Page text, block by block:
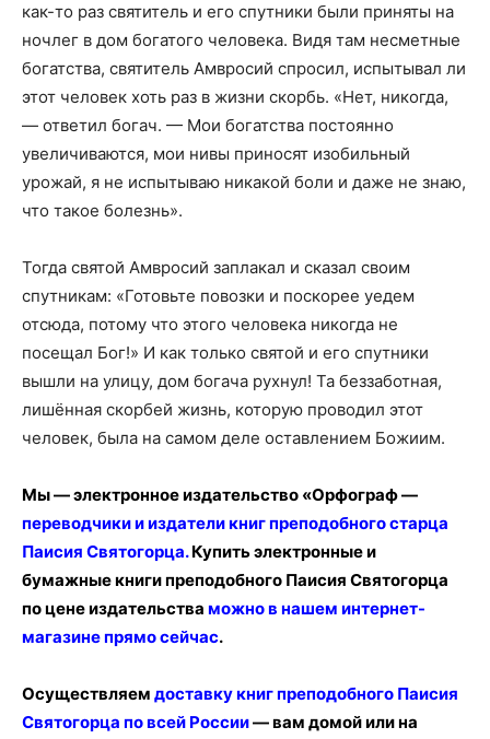
как-то раз святитель и его спутники были приняты на
ночлег в дом богатого человека. Видя там несметные
богатства, святитель Амвросий спросил, испытывал ли
этот человек хоть раз в жизни скорбь. «Нет, никогда,
— ответил богач. — Мои богатства постоянно
увеличиваются, мои нивы приносят изобильный
урожай, я не испытываю никакой боли и даже не знаю,
что такое болезнь».
Тогда святой Амвросий заплакал и сказал своим
спутникам: «Готовьте повозки и поскорее уедем
отсюда, потому что этого человека никогда не
посещал Бог!» И как только святой и его спутники
вышли на улицу, дом богача рухнул! Та беззаботная,
лишённая скорбей жизнь, которую проводил этот
человек, была на самом деле оставлением Божиим.
Мы — электронное издательство «Орфограф —
переводчики и издатели книг преподобного старца
Паисия Святогорца.Купить электронные и
бумажные книги преподобного Паисия Святогорца
по цене издательства можно в нашем интернет-
магазине прямо сейчас.
Осуществляем доставку книг преподобного Паисия
Святогорца по всей России— вам домой или на